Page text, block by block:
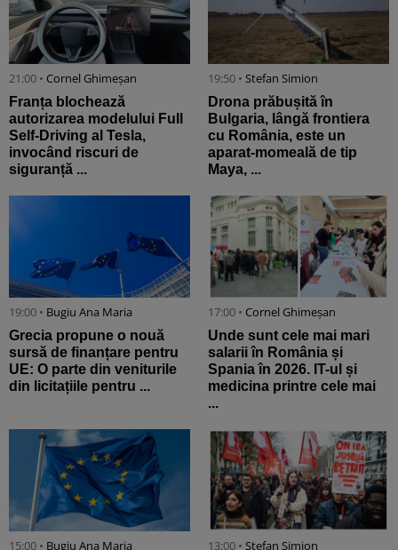
21:00 • Cornel Ghimeșan
Franța blochează
autorizarea modelului Full
Self-Driving al Tesla,
invocând riscuri de
siguranță ...
19:50 • Stefan Simion
Drona prăbușită în
Bulgaria, lângă frontiera
cu România, este un
aparat-momeală de tip
Maya, ...
19:00 • Bugiu ⁠Ana Maria
Grecia propune o nouă
sursă de finanțare pentru
UE: O parte din veniturile
din licitațiile pentru ...
17:00 • Cornel Ghimeșan
Unde sunt cele mai mari
salarii în România și
Spania în 2026. IT-ul și
medicina printre cele mai
...
15:00 • Bugiu ⁠Ana Maria 13:00 • Stefan Simion